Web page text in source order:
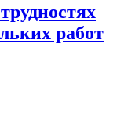
работ